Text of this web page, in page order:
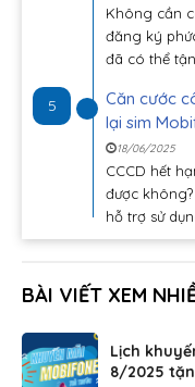
Không cần
đăng ký
đã có thể tận
5
Căn cước
lại sim
18/06/2025
CCCD hết
được
hỗ trợ sử
BÀI VIẾT XEM
Lịch
8/2025